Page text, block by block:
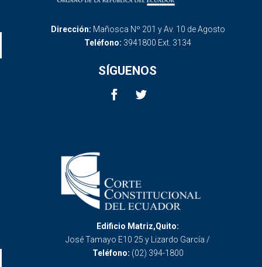
Dirección: Mañosca Nº 201 y Av. 10 de Agosto
Teléfono: 3941800 Ext. 3134
SÍGUENOS
Edificio Matriz,Quito:
José Tamayo E10 25 y Lizardo García /
Teléfono: (02) 394-1800